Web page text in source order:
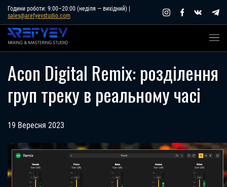
Skip
content
Години роботи: 9:00–20:00 (неділя — вихідний) |
sales@arefyevstudio.com
Acon Digital Remix: розділення
груп треку в реальному часі
19 Вересня 2023